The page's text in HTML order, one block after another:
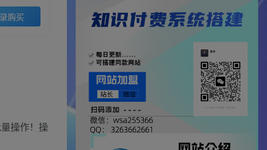
购买
操作！操